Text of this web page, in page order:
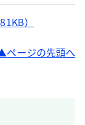
）
ページの先頭へ